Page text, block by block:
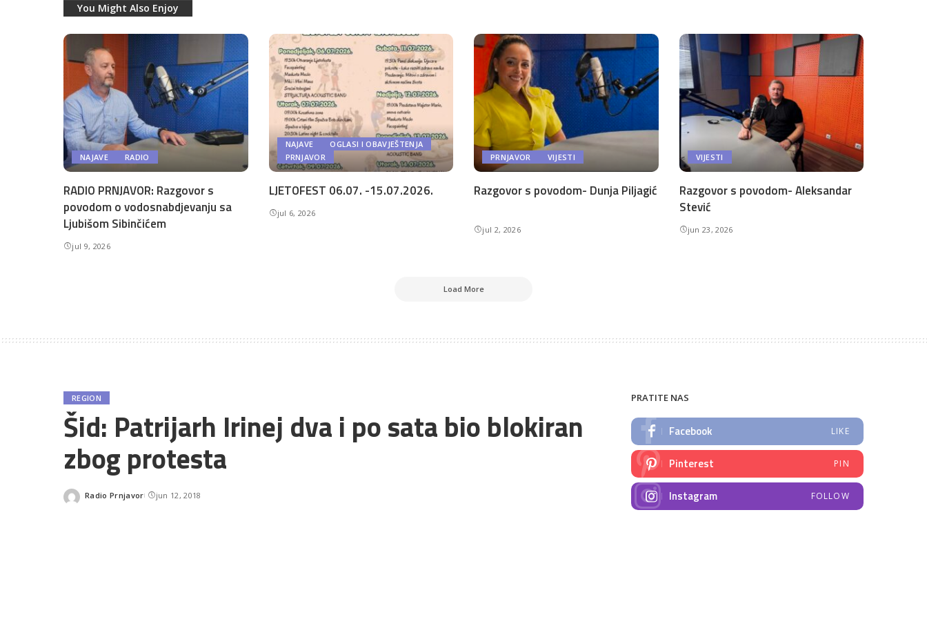
You Might Also Enjoy
NAJAVE RADIO
RADIO PRNJAVOR: Razgovor s
povodom o vodosnabdjevanju sa
Ljubišom Sibinčićem
jul 9, 2026
NAJAVE
OGLASI I OBAVJEŠTENJA
PRNJAVOR
LJETOFEST 06.07. -15.07.2026.
jul 6, 2026
PRNJAVOR VIJESTI
Razgovor s povodom- Dunja Piljagić
jul 2, 2026
VIJESTI
Razgovor s povodom- Aleksandar
Stević
jun 23, 2026
Load More
REGION
Šid: Patrijarh Irinej dva i po sata bio blokiran
zbog protesta
Posted
Radio Prnjavor jun 12, 2018
PRATITE NAS
Facebook LIKE
Pinterest PIN
Instagram FOLLOW